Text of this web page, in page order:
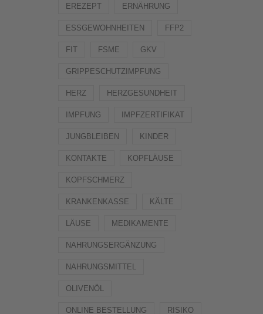
EREZEPT ERNÄHRUNG
ESSGEWOHNHEITEN FFP2
FIT FSME GKV
GRIPPESCHUTZIMPFUNG
HERZ HERZGESUNDHEIT
IMPFUNG IMPFZERTIFIKAT
JUNGBLEIBEN KINDER
KONTAKTE KOPFLÄUSE
KOPFSCHMERZ
KRANKENKASSE KÄLTE
LÄUSE MEDIKAMENTE
NAHRUNGSERGÄNZUNG
NAHRUNGSMITTEL
OLIVENÖL
ONLINE BESTELLUNG RISIKO